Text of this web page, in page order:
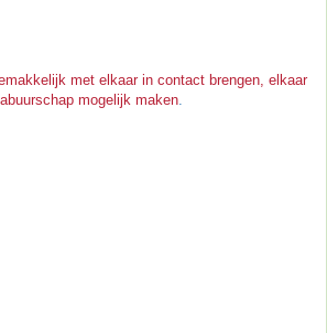
met elkaar in contact brengen, elkaar
mogelijk maken